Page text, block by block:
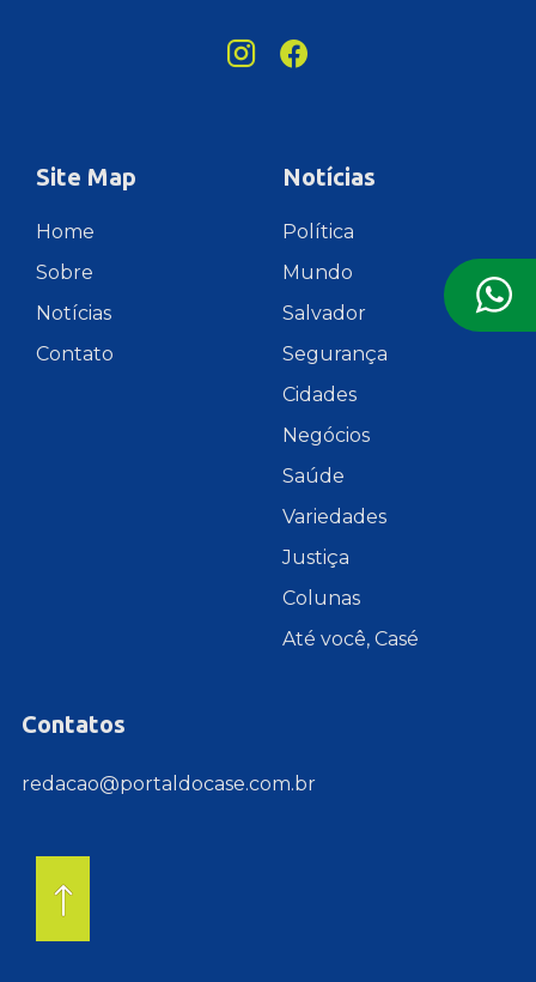
Site Map
Home
Sobre
Notícias
Contato
Notícias
Política
Mundo
Salvador
Segurança
Cidades
Negócios
Saúde
Variedades
Justiça
Colunas
Até você, Casé
Contatos
redacao@portaldocase.com.br